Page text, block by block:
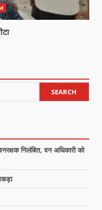
SEARCH
निलंबित, वन अधिकारी को